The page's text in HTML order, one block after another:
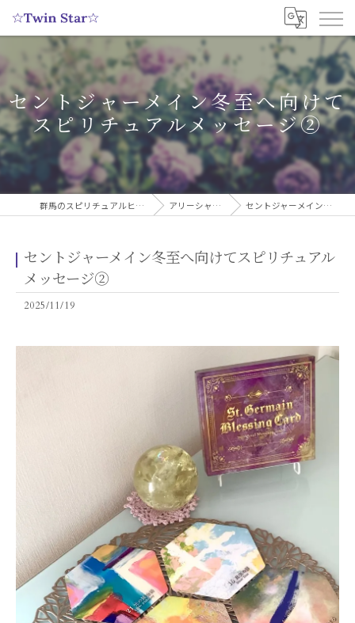
セントジャーメイン冬至へ向けて
スピリチュアルメッセージ②
群馬のスピリチュアルヒーリングサロンなら実績多数の☆Twin Star☆ アリーシャのスピリチュアルブログ セントジャーメイン冬至へ向けてスピリチュアルメッセージ②
セントジャーメイン冬至へ向けてスピリチュアル
メッセージ②
2025/11/19